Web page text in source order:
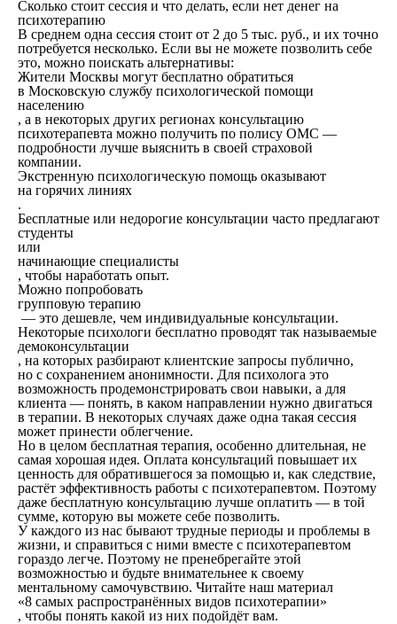
Сколько стоит сессия и что делать, если нет денег на
психотерапию
В среднем одна сессия стоит от 2 до 5 тыс. руб., и их точно
потребуется несколько. Если вы не можете позволить себе
это, можно поискать альтернативы:
Жители Москвы могут бесплатно обратиться
в Московскую службу психологической помощи
населению
, а в некоторых других регионах консультацию
психотерапевта можно получить по полису ОМС —
подробности лучше выяснить в своей страховой
компании.
Экстренную психологическую помощь оказывают
на горячих линиях
.
Бесплатные или недорогие консультации часто предлагают
студенты
или
начинающие специалисты
, чтобы наработать опыт.
Можно попробовать
групповую терапию
— это дешевле, чем индивидуальные консультации.
Некоторые психологи бесплатно проводят так называемые
демоконсультации
, на которых разбирают клиентские запросы публично,
но с сохранением анонимности. Для психолога это
возможность продемонстрировать свои навыки, а для
клиента — понять, в каком направлении нужно двигаться
в терапии. В некоторых случаях даже одна такая сессия
может принести облегчение.
Но в целом бесплатная терапия, особенно длительная, не
самая хорошая идея. Оплата консультаций повышает их
ценность для обратившегося за помощью и, как следствие,
растёт эффективность работы с психотерапевтом. Поэтому
даже бесплатную консультацию лучше оплатить — в той
сумме, которую вы можете себе позволить.
У каждого из нас бывают трудные периоды и проблемы в
жизни, и справиться с ними вместе с психотерапевтом
гораздо легче. Поэтому не пренебрегайте этой
возможностью и будьте внимательнее к своему
ментальному самочувствию. Читайте наш материал
«8 самых распространённых видов психотерапии»
, чтобы понять какой из них подойдёт вам.